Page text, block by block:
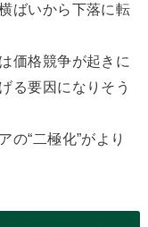
ばいから下落に転
価格競争が起きに
る要因になりそう
の“二極化”がより